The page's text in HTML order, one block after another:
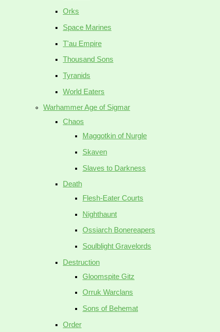
Orks
Space Marines
T'au Empire
Thousand Sons
Tyranids
World Eaters
Warhammer Age of Sigmar
Chaos
Maggotkin of Nurgle
Skaven
Slaves to Darkness
Death
Flesh-Eater Courts
Nighthaunt
Ossiarch Bonereapers
Soulblight Gravelords
Destruction
Gloomspite Gitz
Orruk Warclans
Sons of Behemat
Order